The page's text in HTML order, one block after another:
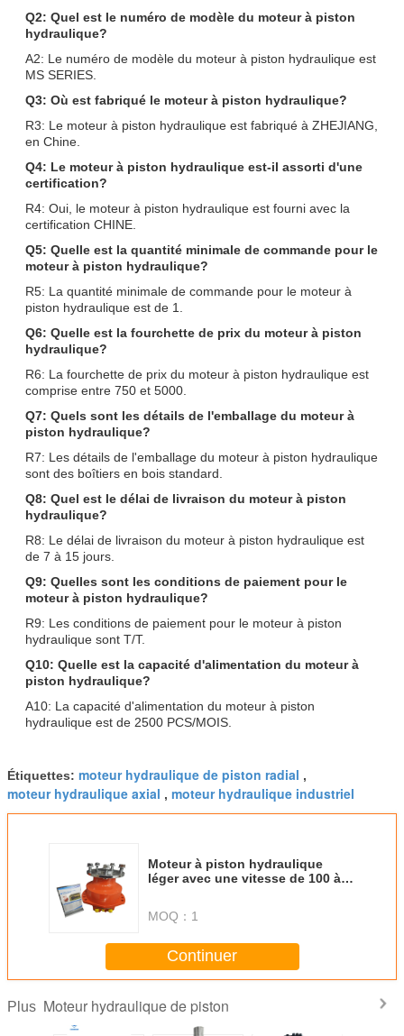
Q2: Quel est le numéro de modèle du moteur à piston
hydraulique?
A2: Le numéro de modèle du moteur à piston hydraulique est
MS SERIES.
Q3: Où est fabriqué le moteur à piston hydraulique?
R3: Le moteur à piston hydraulique est fabriqué à ZHEJIANG,
en Chine.
Q4: Le moteur à piston hydraulique est-il assorti d'une
certification?
R4: Oui, le moteur à piston hydraulique est fourni avec la
certification CHINE.
Q5: Quelle est la quantité minimale de commande pour le
moteur à piston hydraulique?
R5: La quantité minimale de commande pour le moteur à
piston hydraulique est de 1.
Q6: Quelle est la fourchette de prix du moteur à piston
hydraulique?
R6: La fourchette de prix du moteur à piston hydraulique est
comprise entre 750 et 5000.
Q7: Quels sont les détails de l'emballage du moteur à
piston hydraulique?
R7: Les détails de l'emballage du moteur à piston hydraulique
sont des boîtiers en bois standard.
Q8: Quel est le délai de livraison du moteur à piston
hydraulique?
R8: Le délai de livraison du moteur à piston hydraulique est
de 7 à 15 jours.
Q9: Quelles sont les conditions de paiement pour le
moteur à piston hydraulique?
R9: Les conditions de paiement pour le moteur à piston
hydraulique sont T/T.
Q10: Quelle est la capacité d'alimentation du moteur à
piston hydraulique?
A10: La capacité d'alimentation du moteur à piston
hydraulique est de 2500 PCS/MOIS.
Étiquettes: moteur hydraulique de piston radial ,
moteur hydraulique axial , moteur hydraulique industriel
Moteur à piston hydraulique
léger avec une vitesse de 100 à
MOQ： 1
Continuer
Plus Moteur hydraulique de piston